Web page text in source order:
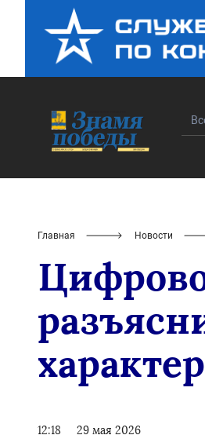
Главная Новости
12:18 29 мая 2026